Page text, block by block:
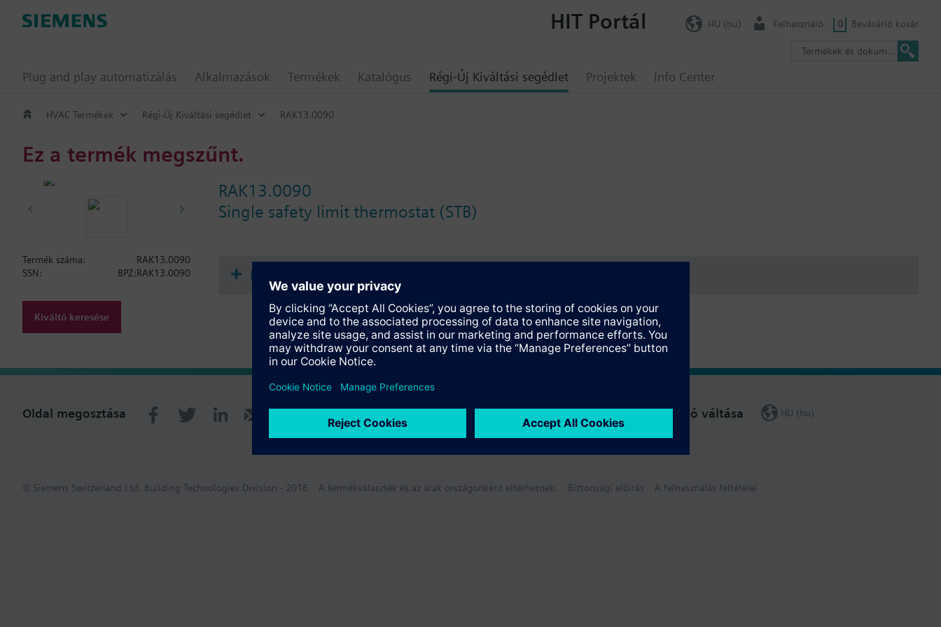
Plug and play automatizálás Alkalmazások Termékek Katalógus Régi-Új Kiváltási segédlet Projektek Info Center
HIT Portál HU (hu) Felhasználó 0 Bevásárló kosár
HVAC Termékek Régi-Új Kiváltási segédlet RAK13.0090
Ez a termék megszűnt.
RAK13.0090
Single safety limit thermostat (STB)
Termék száma:
RAK13.0090
SSN:
BPZ:RAK13.0090
Kiváltó keresése
Dokumentumok
Oldal megosztása Régió váltása HU (hu)
© Siemens Switzerland Ltd. Building Technologies Division - 2016 A termékválaszték és az árak országonként eltérhetnek. Biztonsági előírás A felhasználás feltételei